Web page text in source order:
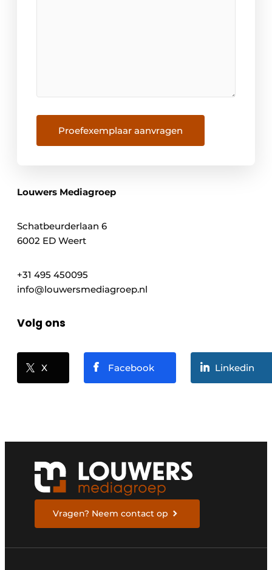
Proefexemplaar aanvragen
Louwers Mediagroep
Schatbeurderlaan 6
6002 ED Weert
+31 495 450095
info@louwersmediagroep.nl
Volg ons
X Facebook Linkedin
Vragen? Neem contact op